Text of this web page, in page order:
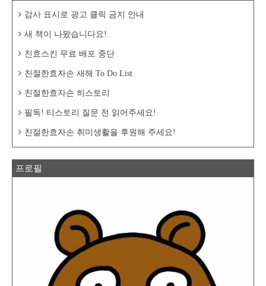
감사 표시로 광고 클릭 금지 안내
새 책이 나왔습니다요!
친효스킨 무료 배포 중단
친절한효자손 새해 To Do List
친절한효자손 히스토리
필독! 티스토리 질문 전 읽어주세요!
친절한효자손 취미생활을 후원해 주세요!
프로필